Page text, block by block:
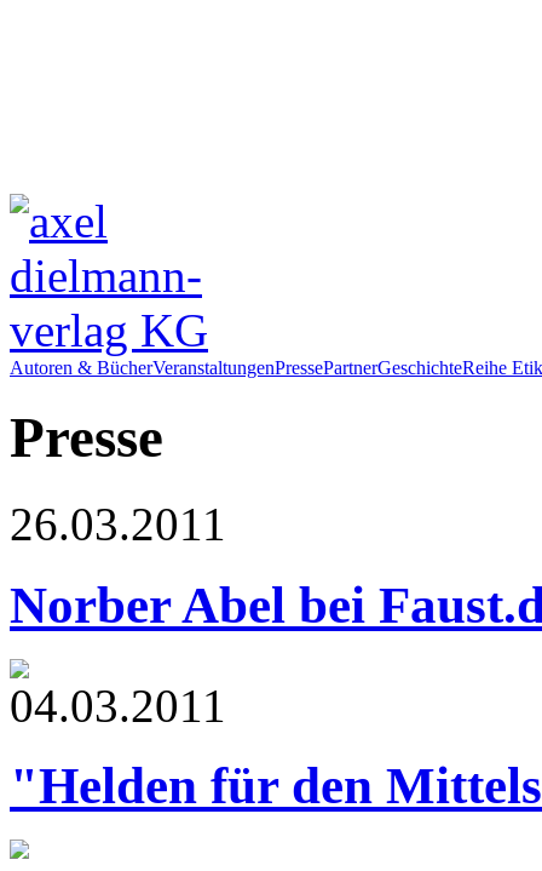
Autoren & BücherVeranstaltungenPressePartnerGeschichteReihe
Presse
26.03.2011
Norber Abel bei
04.03.2011
"Helden für den